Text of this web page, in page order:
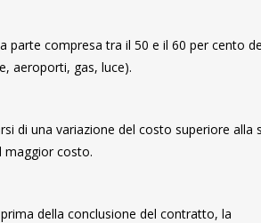
parte compresa tra il 50 e il 60 per cento
aeroporti, gas, luce).
di una variazione del costo superiore alla
maggior costo.
della conclusione del contratto, la